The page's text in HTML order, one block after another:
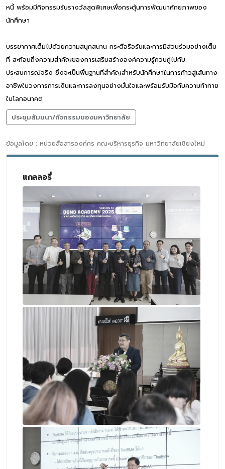
หนี้ พร้อมมีกิจกรรมรับรางวัลสุดพิเศษเพื่อกระตุ้นการพัฒนาศักยภาพของ
นักศึกษา
บรรยากาศเต็มไปด้วยความสนุกสนาน กระตือรือร้นและการมีส่วนร่วมอย่างเต็ม
ที่ สะท้อนถึงความสำคัญของการเสริมสร้างองค์ความรู้ควบคู่ไปกับ
ประสบการณ์จริง ซึ่งจะเป็นพื้นฐานที่สำคัญสำหรับนักศึกษาในการก้าวสู่เส้นทาง
อาชีพในวงการการเงินและการลงทุนอย่างมั่นใจและพร้อมรับมือกับความท้าทาย
ในโลกอนาคต
ประชุมสัมมนา/กิจกรรมของมหาวิทยาลัย
ข้อมูลโดย : หน่วยสื่อสารองค์กร คณะบริหารธุรกิจ มหาวิทยาลัยเชียงใหม่
แกลลอรี่